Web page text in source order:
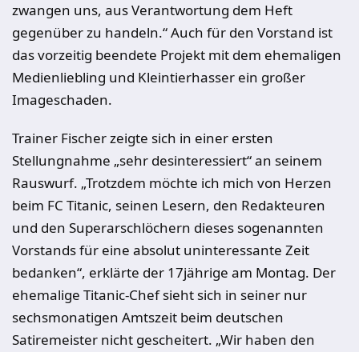
zwangen uns, aus Verantwortung dem Heft
gegenüber zu handeln.“ Auch für den Vorstand ist
das vorzeitig beendete Projekt mit dem ehemaligen
Medienliebling und Kleintierhasser ein großer
Imageschaden.
Trainer Fischer zeigte sich in einer ersten
Stellungnahme „sehr desinteressiert“ an seinem
Rauswurf. „Trotzdem möchte ich mich von Herzen
beim FC Titanic, seinen Lesern, den Redakteuren
und den Superarschlöchern dieses sogenannten
Vorstands für eine absolut uninteressante Zeit
bedanken“, erklärte der 17jährige am Montag. Der
ehemalige Titanic-Chef sieht sich in seiner nur
sechsmonatigen Amtszeit beim deutschen
Satiremeister nicht gescheitert. „Wir haben den